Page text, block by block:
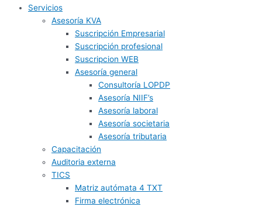
Servicios
Asesoría KVA
Suscripción Empresarial
Suscripción profesional
Suscripcion WEB
Asesoría general
Consultoría LOPDP
Asesoría NIIF’s
Asesoría laboral
Asesoría societaria
Asesoría tributaria
Capacitación
Auditoria externa
TICS
Matriz autómata 4 TXT
Firma electrónica